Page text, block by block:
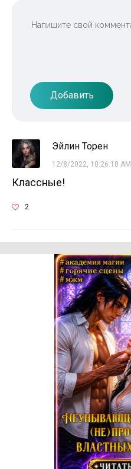
Добавить
Эйлин Торен
12/8/2022, 10:26:18 AM
Классные!
2